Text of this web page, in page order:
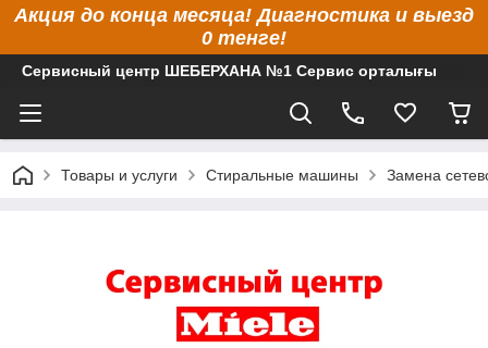
Акция до конца месяца! Диагностика и выезд
0 тенге!
Сервисный центр ШЕБЕРХАНА №1 Сервис орталығы
Товары и услуги Стиральные машины Замена